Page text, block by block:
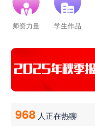
师资力量 学生作品
968 人正在热聊
机电一体化专业